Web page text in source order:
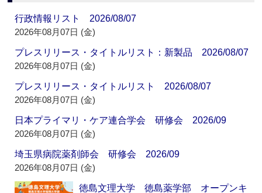
行政情報リスト 2026/08/07
2026年08月07日 (金)
プレスリリース・タイトルリスト：新製品 2026/08/07
2026年08月07日 (金)
プレスリリース・タイトルリスト 2026/08/07
2026年08月07日 (金)
日本プライマリ・ケア連合学会 研修会 2026/09
2026年08月07日 (金)
埼玉県病院薬剤師会 研修会 2026/09
2026年08月07日 (金)
徳島文理大学 徳島薬学部 オープンキ